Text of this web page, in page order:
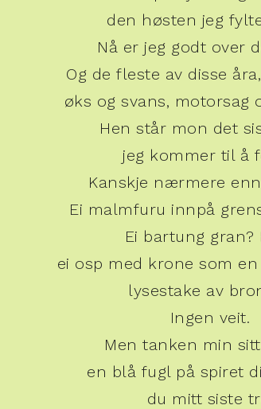
den høsten jeg
Nå er jeg godt over
Og de fleste av disse
øks og svans, motorsag
Hen står mon det
jeg kommer til å
Kanskje nærmere
Ei malmfuru innpå
Ei bartung gran?
ei osp med krone som
lysestake av
Ingen veit.
Men tanken min
en blå fugl på spiret
du mitt siste